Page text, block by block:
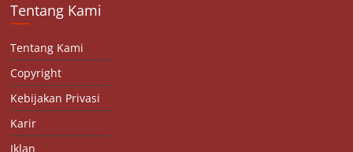
Tentang Kami
Tentang Kami
Copyright
Kebijakan Privasi
Karir
Iklan